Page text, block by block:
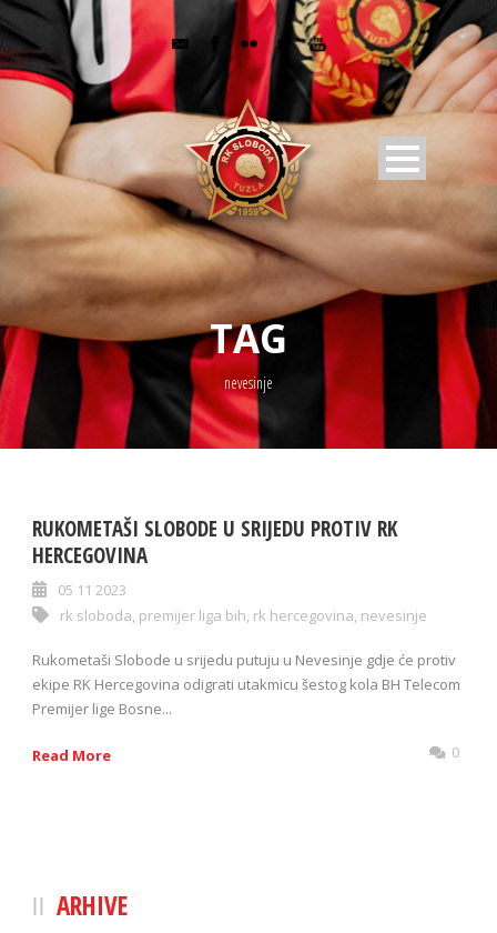
TAG
nevesinje
RUKOMETAŠI SLOBODE U SRIJEDU PROTIV RK
HERCEGOVINA
05 11 2023
rk sloboda, premijer liga bih, rk hercegovina, nevesinje
Rukometaši Slobode u srijedu putuju u Nevesinje gdje će protiv
ekipe RK Hercegovina odigrati utakmicu šestog kola BH Telecom
Premijer lige Bosne...
Read More 0
ARHIVE